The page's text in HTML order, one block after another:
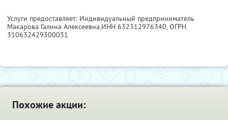
Услуги предоставляет: Индивидуальный предприниматель
Макарова Галина Алексеевна,ИНН 632312976340, ОГРН
310632429300031
Похожие акции: